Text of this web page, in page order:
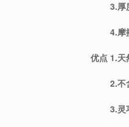
3.厚
4.摩
优点 1.天
2.不
3.灵